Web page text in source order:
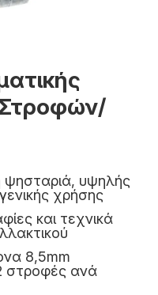
ψησταριά, υψηλής
χρήσης
και τεχνικά
8,5mm
στροφές ανά